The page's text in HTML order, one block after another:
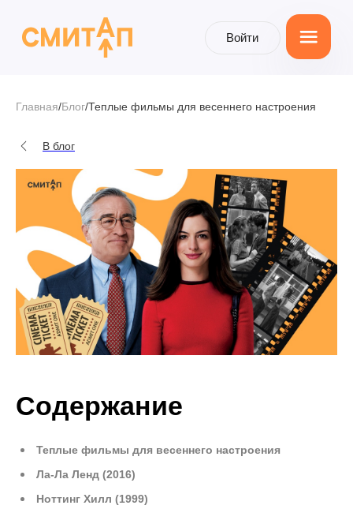
Главная/Блог/Теплые фильмы для весеннего настроения
В блог
Содержание
Теплые фильмы для весеннего настроения
Ла-Ла Ленд (2016)
Ноттинг Хилл (1999)